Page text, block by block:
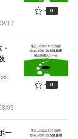
13
0
09
0
ー